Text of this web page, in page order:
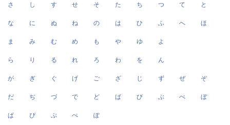
さ し す せ そ た ち つ て と
な に ぬ ね の は ひ ふ へ ほ
ま み む め も や ゆ よ
ら り る れ ろ わ を ん
が ぎ ぐ げ ご ざ じ ず ぜ ぞ
だ ぢ づ で ど ば び ぶ べ ぼ
ぱ ぴ ぷ ぺ ぽ